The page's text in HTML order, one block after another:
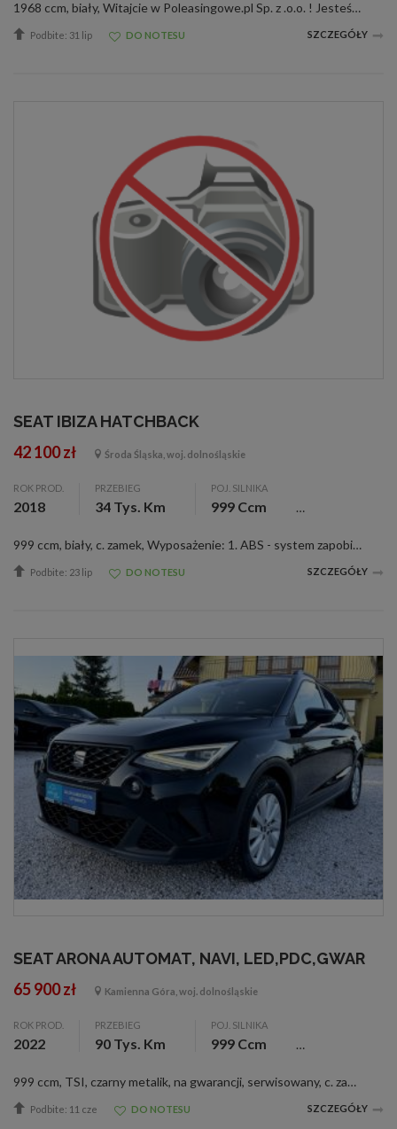
1968 ccm, biały, Witajcie w Poleasingowe.pl Sp. z .o.o. ! Jesteśmy liderem sprzedaży samochodów poleasingowych, poflotowych i powindykacyjnych. Mamy dla was świetną okazję! Zobaczcie SEAT Tarraco wraz z raportami stanu technicznego. W razie ja...
Podbite: 31 lip DO NOTESU SZCZEGÓŁY
SEAT IBIZA HATCHBACK
42 100 zł Środa Śląska, woj. dolnośląskie
ROK PROD.
2018
PRZEBIEG
34 Tys. Km
POJ. SILNIKA
999 Ccm
999 ccm, biały, c. zamek, Wyposażenie: 1. ABS - system zapobiegający blokowaniu się kół podczas hamowania 2. ASR - system optymalizacji przyczepności podczas przyspieszania 3. Airbag 6 sztuk (czołowe poduszki kierowcy i pasażera, boczne podusz...
Podbite: 23 lip DO NOTESU SZCZEGÓŁY
SEAT ARONA AUTOMAT, NAVI, LED,PDC,GWAR
65 900 zł Kamienna Góra, woj. dolnośląskie
ROK PROD.
2022
PRZEBIEG
90 Tys. Km
POJ. SILNIKA
999 Ccm
999 ccm, TSI, czarny metalik, na gwarancji, serwisowany, c. zamek, czujnik deszczu, el. reg. lusterka, wspom. kier., &lt;b&gt;Witam Państwa&lt;\/b&gt; Do sprzedania posiadamy sprowadzonego&lt;b&gt;Seata Aronę z końca roku 2022&lt;\/b&gt;. Auto od 1...
Podbite: 11 cze DO NOTESU SZCZEGÓŁY